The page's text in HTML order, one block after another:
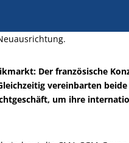
Der französische
vereinbarten
um ihre